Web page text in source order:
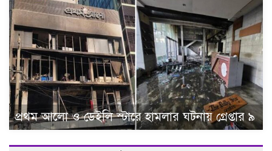
প্রথম আলো ও ডেইলি স্টারে হামলার ঘটনায় গ্রেপ্তার ৯